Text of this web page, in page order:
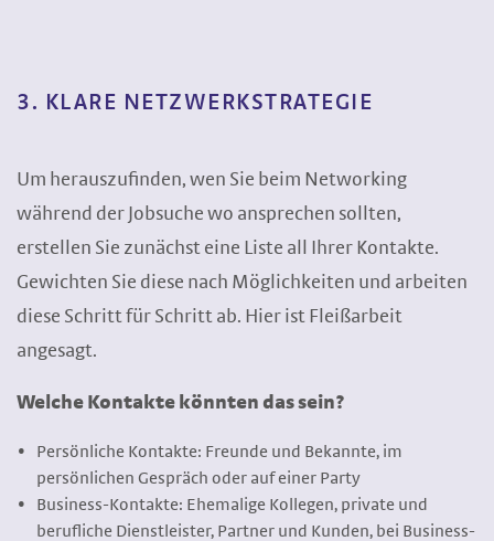
3. KLARE NETZWERKSTRATEGIE
Um herauszufinden, wen Sie beim Networking
während der Jobsuche wo ansprechen sollten,
erstellen Sie zunächst eine Liste all Ihrer Kontakte.
Gewichten Sie diese nach Möglichkeiten und arbeiten
diese Schritt für Schritt ab. Hier ist Fleißarbeit
angesagt.
Welche Kontakte könnten das sein?
Persönliche Kontakte: Freunde und Bekannte, im
persönlichen Gespräch oder auf einer Party
Business-Kontakte: Ehemalige Kollegen, private und
berufliche Dienstleister, Partner und Kunden, bei Business-